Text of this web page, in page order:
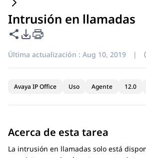
Intrusión en llamadas
Compartir esta página
Opciones de exportación de
Última actualización : Aug 10, 2019 |
Avaya IP Office Uso Agente 12.0
Acerca de esta tarea
La intrusión en llamadas solo está